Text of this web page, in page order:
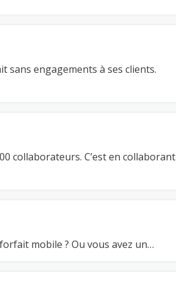
engagements à ses clients.
collaborateurs. C’est en collaborant
mobile ? Ou vous avez un…